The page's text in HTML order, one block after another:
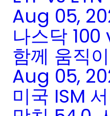
Aug 05,
나스닥 100
함께 움직
Aug 05,
미국 ISM